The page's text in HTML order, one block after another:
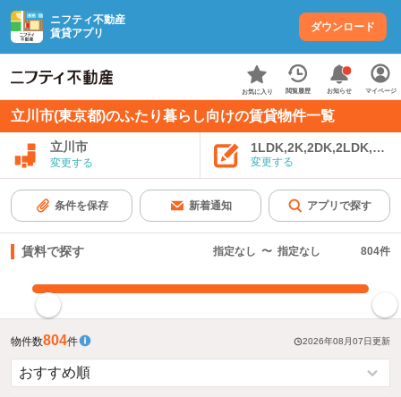
ニフティ不動産
賃貸アプリ
ダウンロード
お気に入り 閲覧履歴 お知らせ マイページ
立川市(東京都)のふたり暮らし向けの賃貸物件一覧
立川市
変更する 変更する
条件を保存 新着通知 アプリで探す
賃料で探す 指定なし 〜 指定なし 804件
物件数804件 2026年08月07日更新